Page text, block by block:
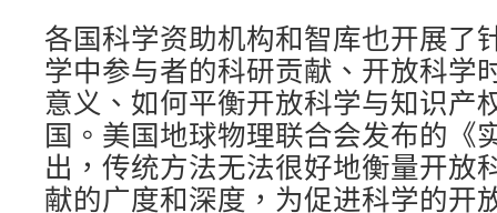
各国科学资助机构和智库也开展了
学中参与者的科研贡献、开放科学
意义、如何平衡开放科学与知识产
国。美国地球物理联合会发布的《
出，传统方法无法很好地衡量开放
献的广度和深度，为促进科学的开